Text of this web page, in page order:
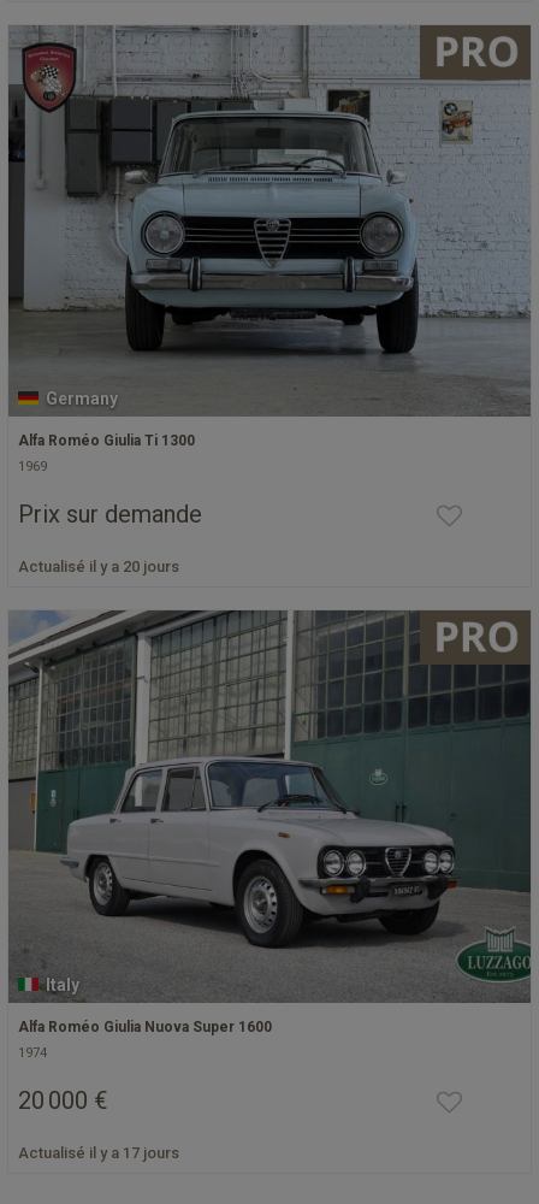
Germany
Alfa Roméo Giulia Ti 1300
1969
Prix sur demande
Actualisé il y a 20 jours
Italy
Alfa Roméo Giulia Nuova Super 1600
1974
20 000 €
Actualisé il y a 17 jours